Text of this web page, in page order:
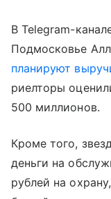
В Telegram-
Подмосковье
планируют
риелторы
500 миллионов.
Кроме того,
деньги на
рублей на